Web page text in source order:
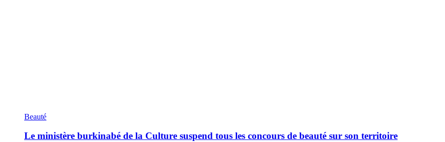
Beauté
Le ministère burkinabé de la Culture suspend tous les concours de beauté sur son territoire